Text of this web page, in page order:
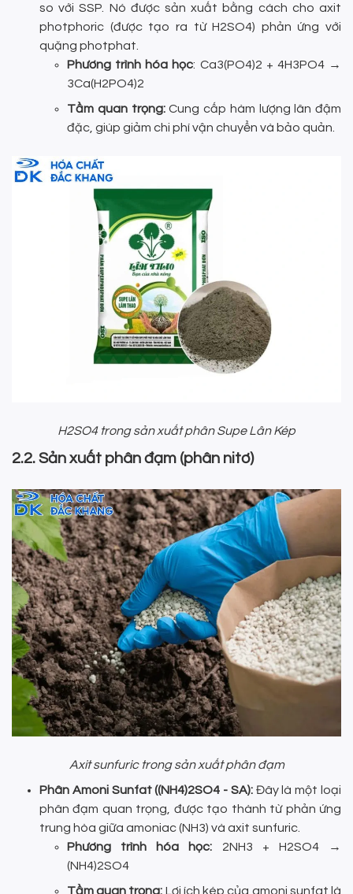
so với SSP. Nó được sản xuất bằng cách cho axit
photphoric (được tạo ra từ H2SO4) phản ứng với
quặng photphat.
Phương trình hóa học: Ca3(PO4)2 + 4H3PO4 →
3Ca(H2PO4)2
Tầm quan trọng:Cung cấp hàm lượng lân đậm
đặc, giúp giảm chi phí vận chuyển và bảo quản.
H2SO4 trong sản xuất phân Supe Lân Kép
2.2. Sản xuất phân đạm (phân nitơ)
Axit sunfuric trong sản xuất phân đạm
Phân Amoni Sunfat ((NH4)2SO4 - SA): Đây là một loại
phân đạm quan trọng, được tạo thành từ phản ứng
trung hòa giữa amoniac (NH3) và axit sunfuric.
Phương trình hóa học: 2NH3 + H2SO4 →
(NH4)2SO4
Tầm quan trọng: Lợi ích kép của amoni sunfat là